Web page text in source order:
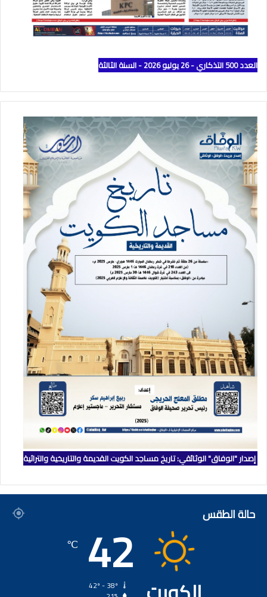
العدد 500 التذكاري - 26 يوليو 2026 - السنة الثالثة
إصدار "الوفاق" الوثائقي: تاريخ مساجد الكويت القديمة والتاريخية والتراثية
حالة الطقس 42
℃